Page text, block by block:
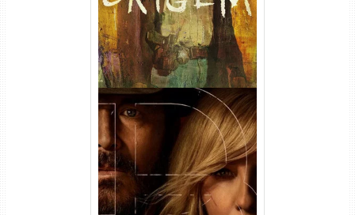
Rancho Dutton 1ª
Temporada Torrent (2026)